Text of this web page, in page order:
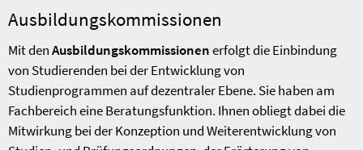
Ausbildungskommissionen
Mit denAusbildungskommissionenerfolgt die Einbindung
von Studierenden bei der Entwicklung von
Studienprogrammen auf dezentraler Ebene. Sie haben am
Fachbereich eine Beratungsfunktion. Ihnen obliegt dabei die
Mitwirkung bei der Konzeption und Weiterentwicklung von